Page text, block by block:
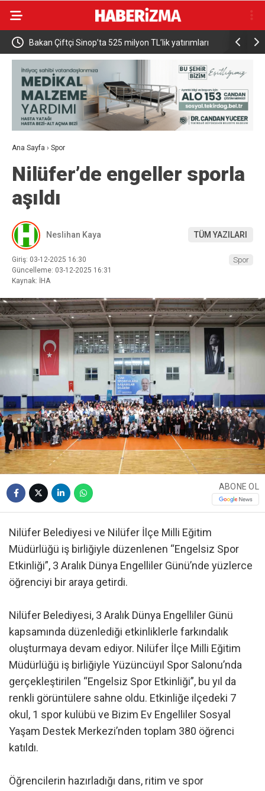
Bakan Çiftçi Sinop’ta 525 milyon TL’lik yatırımları
açtı: “Devlet vatandaşına daha hızlı ulaşacak”
Ana Sayfa › Spor
Nilüfer’de engeller sporla
aşıldı
Neslihan Kaya TÜM YAZILARI
Giriş: 03-12-2025 16:30
Güncelleme: 03-12-2025 16:31
Kaynak: İHA
Spor
ABONE OL
Nilüfer Belediyesi ve Nilüfer İlçe Milli Eğitim
Müdürlüğü iş birliğiyle düzenlenen “Engelsiz Spor
Etkinliği”, 3 Aralık Dünya Engelliler Günü’nde yüzlerce
öğrenciyi bir araya getirdi.
Nilüfer Belediyesi, 3 Aralık Dünya Engelliler Günü
kapsamında düzenlediği etkinliklerle farkındalık
oluşturmaya devam ediyor. Nilüfer İlçe Milli Eğitim
Müdürlüğü iş birliğiyle Yüzüncüyıl Spor Salonu’nda
gerçekleştirilen “Engelsiz Spor Etkinliği”, bu yıl da
renkli görüntülere sahne oldu. Etkinliğe ilçedeki 7
okul, 1 spor kulübü ve Bizim Ev Engelliler Sosyal
Yaşam Destek Merkezi’nden toplam 380 öğrenci
katıldı.
Öğrencilerin hazırladığı dans, ritim ve spor